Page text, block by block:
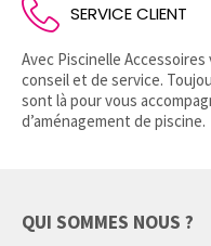
SERVICE CLIENT
Avec Piscinelle
conseil et de service.
sont là pour vous
d’aménagement de piscine.
QUI SOMMES NOUS ?